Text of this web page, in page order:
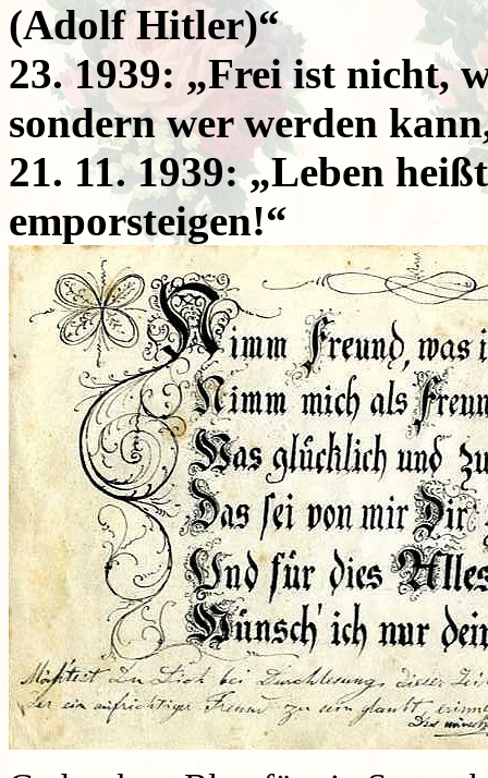
(Adolf Hitler)“
23. 1939: „Frei ist nicht,
sondern wer werden
21. 11. 1939: „Leben
emporsteigen!“